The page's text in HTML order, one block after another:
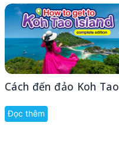
Cách đến đảo Koh Tao
Đọc thêm